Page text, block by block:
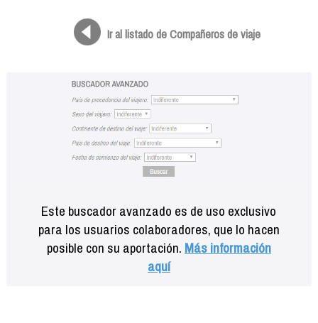
Ir al listado de Compañeros de viaje
Este buscador avanzado es de uso exclusivo
para los usuarios colaboradores, que lo hacen
posible con su aportación. Más información
aquí